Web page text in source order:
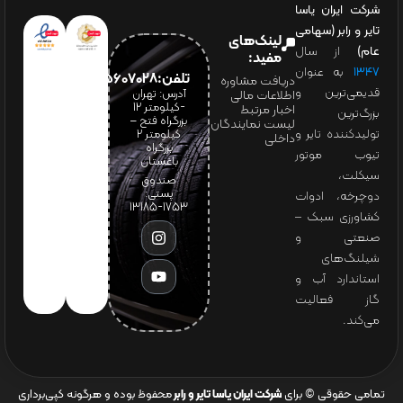
شرکت ایران یاسا
تایر و رابر (سهامی
عام) از سال
۱۳۴۷ به عنوان
قدیمی‌ترین و
بزرگ‌ترین
تولیدکننده تایر و
تیوب موتور
سیکلت،
دوچرخه، ادوات
کشاورزی سبک –
صنعتی و
شیلنگ‌های
استاندارد آب و
گاز فعالیت
می‌کند.
لینک‌های
مفید:
دریافت مشاوره
اطلاعات مالی
اخبار مرتبط
لیست نمایندگان
داخلی
تلفن:65607028(021)
آدرس: تهران
-کیلومتر 12
بزرگراه فتح –
کیلومتر ۲
بزرگراه
باغستان
صندوق
پستی:
1753-13185
تمامی حقوقی © برای شرکت ایران یاسا تایر و رابرمحفوظ بوده و هرگونه کپی‌برداری